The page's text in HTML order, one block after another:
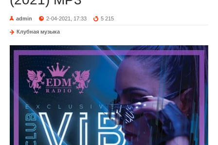
admin 2-04-2021, 17:33 5 215
Клубная музыка